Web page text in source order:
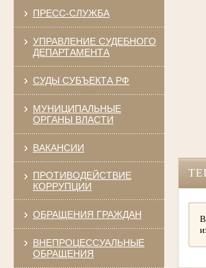
ПРЕСС-СЛУЖБА
УПРАВЛЕНИЕ СУДЕБНОГО
ДЕПАРТАМЕНТА
СУДЫ СУБЪЕКТА РФ
МУНИЦИПАЛЬНЫЕ
ОРГАНЫ ВЛАСТИ
ВАКАНСИИ
ПРОТИВОДЕЙСТВИЕ
КОРРУПЦИИ
ОБРАЩЕНИЯ ГРАЖДАН
ВНЕПРОЦЕССУАЛЬНЫЕ
ОБРАЩЕНИЯ
В